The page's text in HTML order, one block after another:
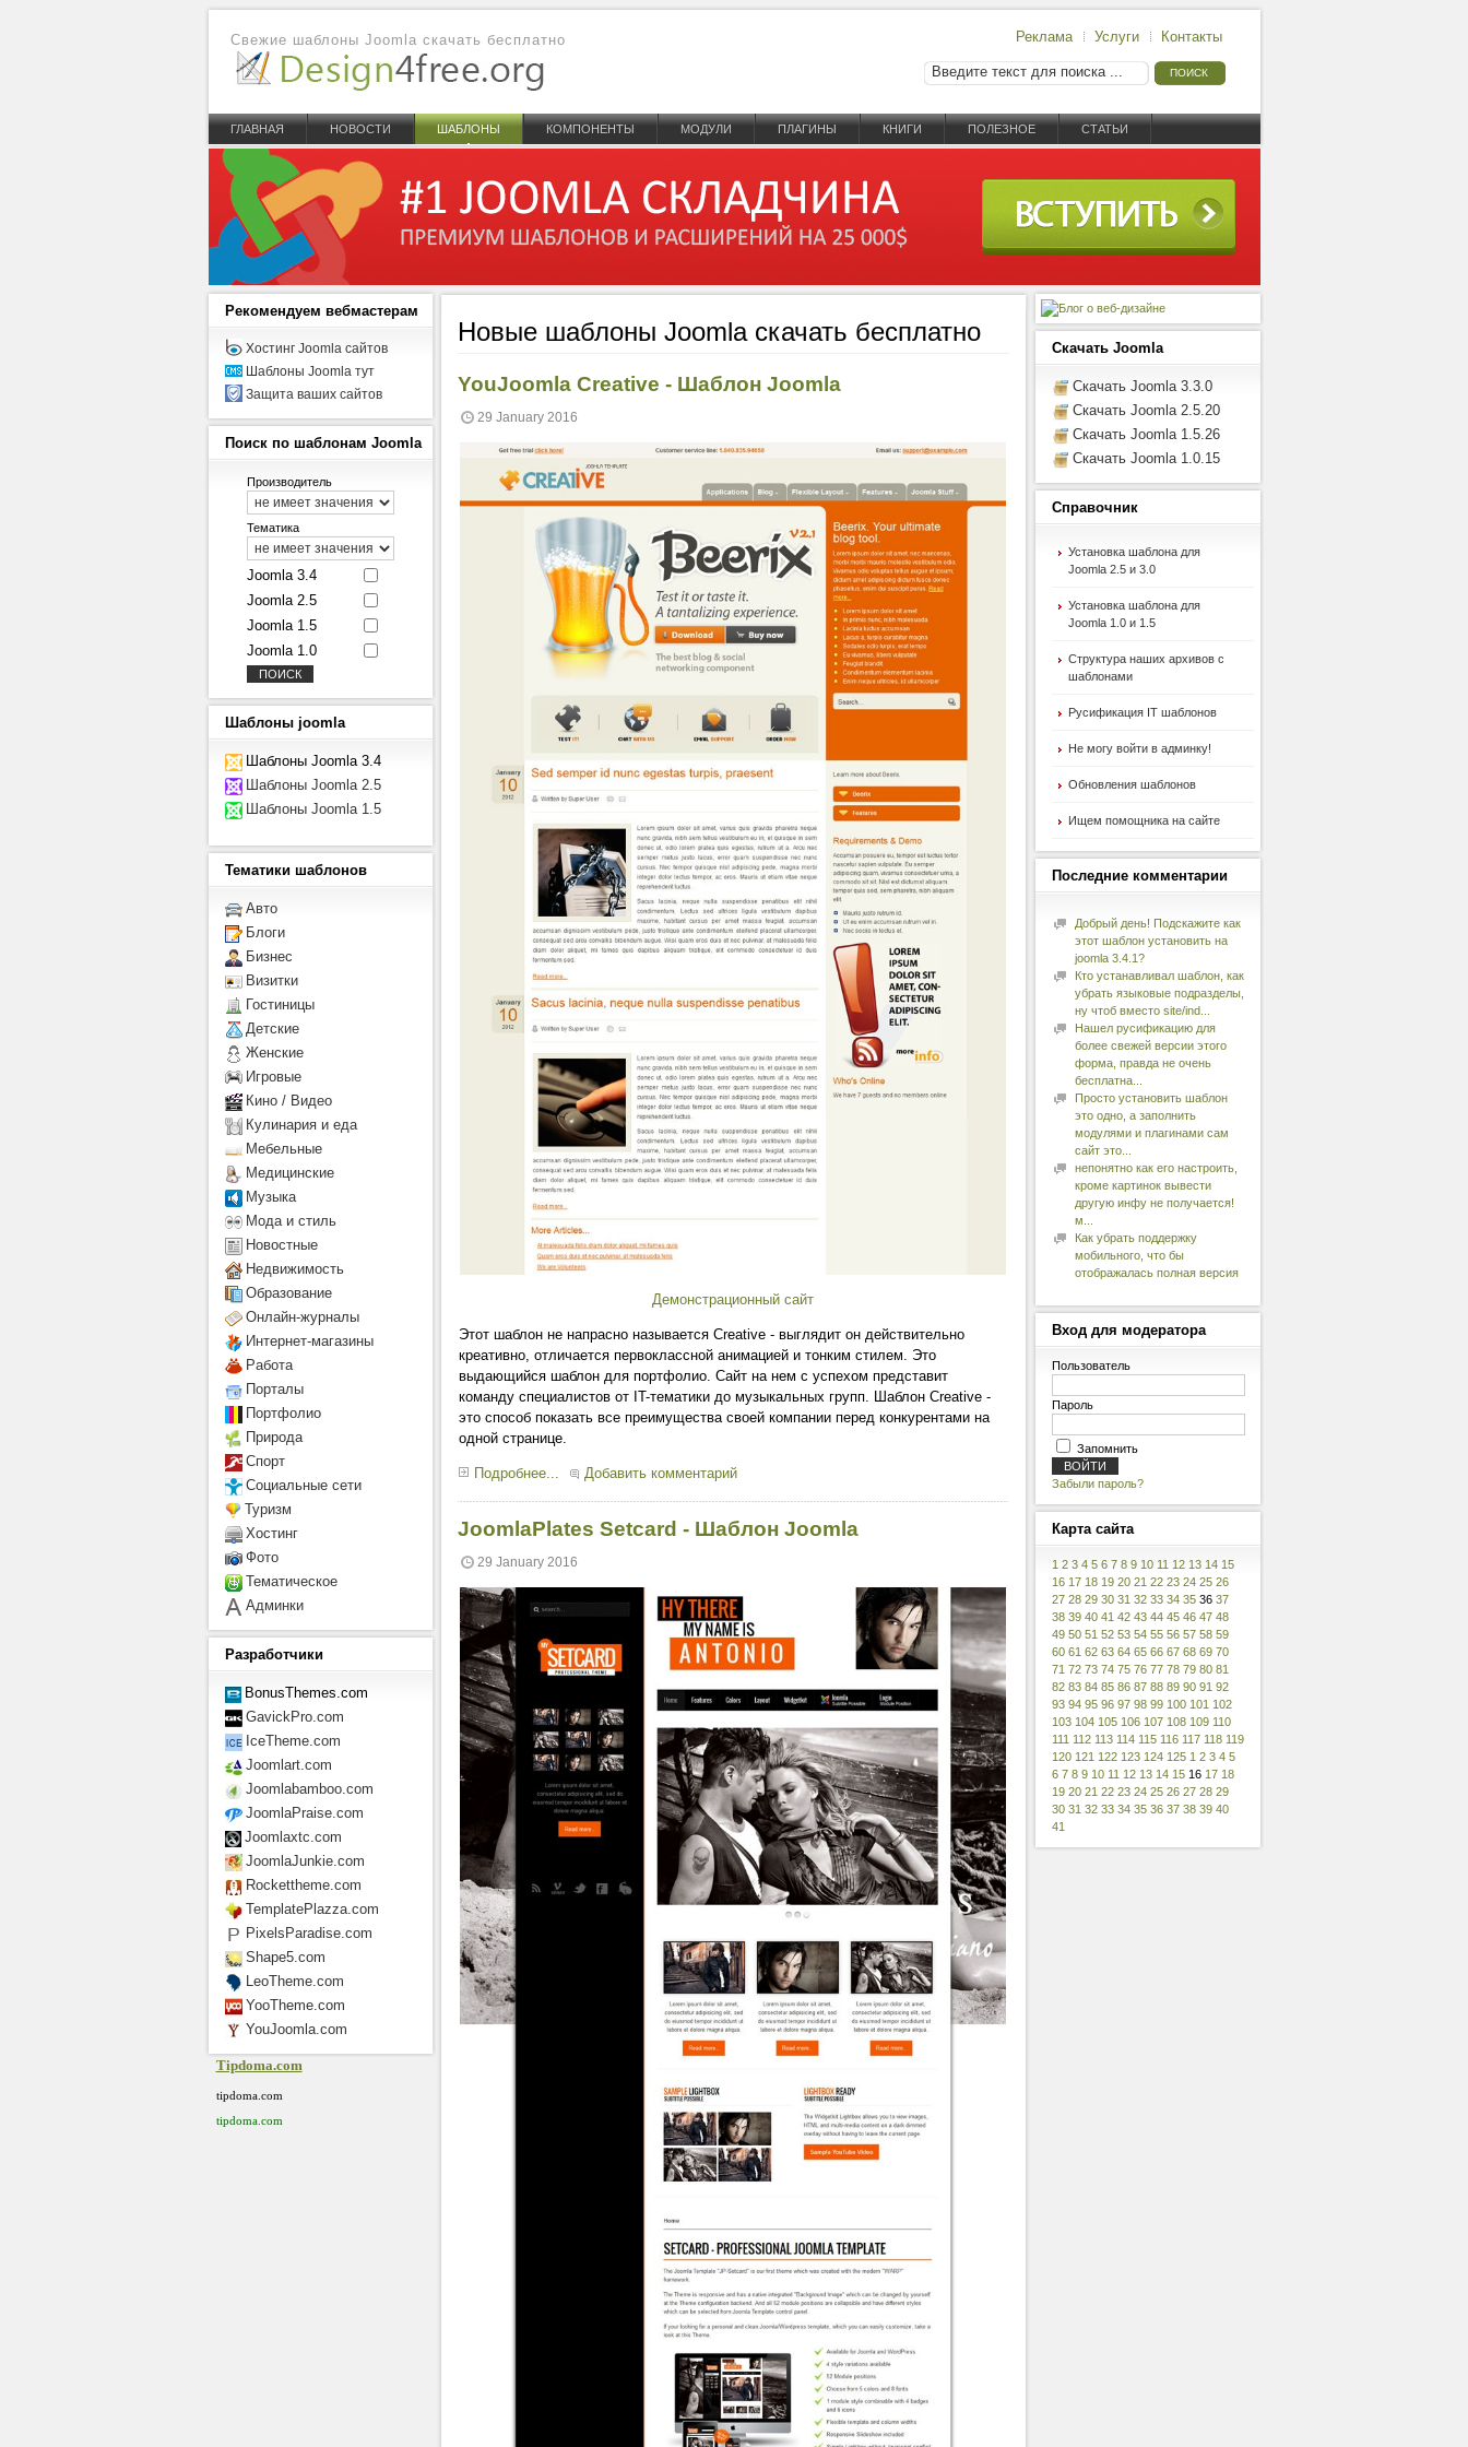
Свежие шаблоны Joomla скачать бесплатно Реклама Услуги Контакты
ГЛАВНАЯ НОВОСТИ ШАБЛОНЫ КОМПОНЕНТЫ МОДУЛИ ПЛАГИНЫ КНИГИ ПОЛЕЗНОЕ СТАТЬИ
Новые шаблоны Joomla скачать бесплатно
YouJoomla Creative - Шаблон Joomla
29 January 2016
Демонстрационный сайт
Этот шаблон не напрасно называется Creative - выглядит он действительно
креативно, отличается первоклассной анимацией и тонким стилем. Это
выдающийся шаблон для портфолио. Сайт на нем с успехом представит
команду специалистов от IT-тематики до музыкальных групп. Шаблон Creative -
это способ показать все преимущества своей компании перед конкурентами на
одной странице.
Подробнее... Добавить комментарий
JoomlaPlates Setcard - Шаблон Joomla
29 January 2016
Рекомендуем вебмастерам
Хостинг Joomla сайтов
Шаблоны Joomla тут
Защита ваших сайтов
Поиск по шаблонам Joomla
Производитель
Тематика
Joomla 3.4
Joomla 2.5
Joomla 1.5
Joomla 1.0
Шаблоны joomla
Шаблоны Joomla 3.4
Шаблоны Joomla 2.5
Шаблоны Joomla 1.5
Тематики шаблонов
Авто
Блоги
Бизнес
Визитки
Гостиницы
Детcкие
Женские
Игровые
Кино / Видео
Кулинария и еда
Мебельные
Медицинские
Музыка
Мода и стиль
Новостные
Недвижимость
Образование
Онлайн-журналы
Интернет-магазины
Работа
Порталы
Портфолио
Природа
Спорт
Социальные сети
Туризм
Хостинг
Фото
Тематическое
Админки
Разработчики
BonusThemes.com
GavickPro.com
IceTheme.com
Joomlart.com
Joomlabamboo.com
JoomlaPraise.com
Joomlaxtc.com
JoomlaJunkie.com
Rockettheme.com
TemplatePlazza.com
PixelsParadise.com
Shape5.com
LeoTheme.com
YooTheme.com
YouJoomla.com
Tipdoma.com
tipdoma.com
tipdoma.com
Скачать Joomla
Скачать Joomla 3.3.0
Скачать Joomla 2.5.20
Скачать Joomla 1.5.26
Скачать Joomla 1.0.15
Справочник
Установка шаблона для
Joomla 2.5 и 3.0
Установка шаблона для
Joomla 1.0 и 1.5
Структура наших архивов с
шаблонами
Русификация IT шаблонов
Не могу войти в админку!
Обновления шаблонов
Ищем помощника на сайте
Последниекомментарии
Добрый день! Подскажите как
этот шаблон установить на
joomla 3.4.1?
Кто устанавливал шаблон, как
убрать языковые подразделы,
ну чтоб вместо site/ind...
Нашел русификацию для
более свежей версии этого
форма, правда не очень
бесплатна...
Просто установить шаблон
это одно, а заполнить
модулями и плагинами сам
сайт это...
непонятно как его настроить,
кроме картинок вывести
другую инфу не получается!
м...
Как убрать поддержку
мобильного, что бы
отображалась полная версия
Входдля модератора
Пользователь
Пароль
Запомнить
Забыли пароль?
Картасайта
1 2 3 4 5 6 7 8 9 10 11 12 13 14 15
16 17 18 19 20 21 22 23 24 25 26
27 28 29 30 31 32 33 34 35 36 37
38 39 40 41 42 43 44 45 46 47 48
49 50 51 52 53 54 55 56 57 58 59
60 61 62 63 64 65 66 67 68 69 70
71 72 73 74 75 76 77 78 79 80 81
82 83 84 85 86 87 88 89 90 91 92
93 94 95 96 97 98 99 100 101 102
103 104 105 106 107 108 109 110
111 112 113 114 115 116 117 118 119
120 121 122 123 124 125 1 2 3 4 5
6 7 8 9 10 11 12 13 14 15 16 17 18
19 20 21 22 23 24 25 26 27 28 29
30 31 32 33 34 35 36 37 38 39 40
41